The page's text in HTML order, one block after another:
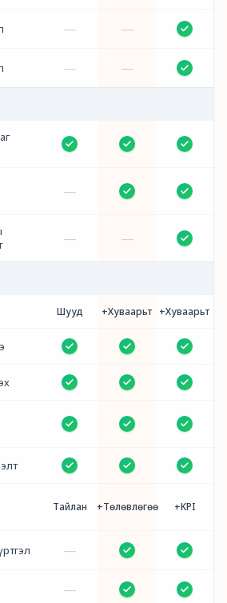
— —
— —
—
— —
Шууд +Хуваарьт +Хуваарьт
Тайлан +Төлөвлөгөө +KPI
—
—